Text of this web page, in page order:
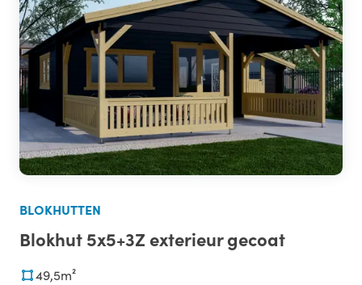
BLOKHUTTEN
Blokhut 5x5+3Z exterieur gecoat
49,5m²